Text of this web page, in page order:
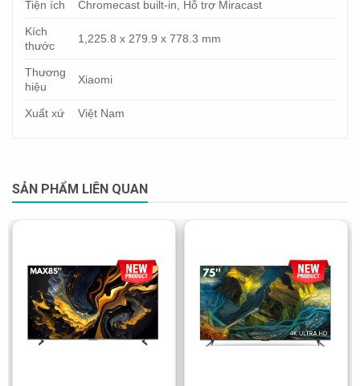
Tiện ích
Chromecast built-in, Hỗ trợ Miracast
Kích
thước
1,225.8 x 279.9 x 778.3 mm
Thương
hiệu
Xiaomi
Xuất xứ Việt Nam
SẢN PHẨM LIÊN QUAN